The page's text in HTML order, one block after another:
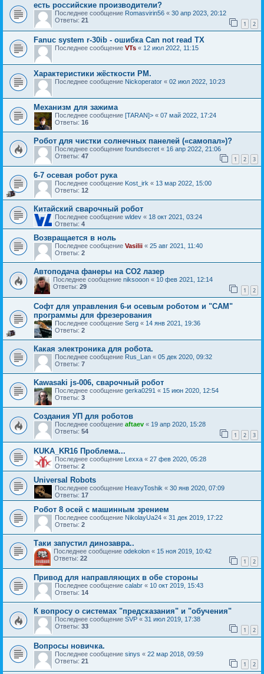
есть российские производители?
Последнее сообщение Romasvirin56 « 30 апр 2023, 20:12
Ответы: 21 1 2
Fanuc system r-30ib - oшибка Сan not read TX
Последнее сообщение VTs « 12 июл 2022, 11:15
Характеристики жёсткости РМ.
Последнее сообщение Nickoperator « 02 июл 2022, 10:23
Механизм для зажима
Последнее сообщение [TARAN]> « 07 май 2022, 17:24
Ответы: 16
Робот для чистки солнечных панелей («самопал»)?
Последнее сообщение foundsecret « 16 апр 2022, 21:06
Ответы: 47 1 2 3
6-7 осевая робот рука
Последнее сообщение Kost_irk « 13 мар 2022, 15:00
Ответы: 12
Китайский сварочный робот
Последнее сообщение wldev « 18 окт 2021, 03:24
Ответы: 4
Возвращается в ноль
Последнее сообщение Vasilii « 25 авг 2021, 11:40
Ответы: 2
Автоподача фанеры на СО2 лазер
Последнее сообщение niksooon « 10 фев 2021, 12:14
Ответы: 29 1 2
Софт для управления 6-и осевым роботом и "CAM"
программы для фрезерования
Последнее сообщение Serg « 14 янв 2021, 19:36
Ответы: 2
Какая электроника для робота.
Последнее сообщение Rus_Lan « 05 дек 2020, 09:32
Ответы: 7
Kawasaki js-006, сварочный робот
Последнее сообщение gerka0291 « 15 июн 2020, 12:54
Ответы: 3
Создания УП для роботов
Последнее сообщение aftaev « 19 апр 2020, 15:28
Ответы: 54 1 2 3
KUKA_KR16 Проблема...
Последнее сообщение Lexxa « 27 фев 2020, 05:28
Ответы: 2
Universal Robots
Последнее сообщение HeavyToshik « 30 янв 2020, 07:09
Ответы: 17
Робот 8 осей с машинным зрением
Последнее сообщение NikolayUa24 « 31 дек 2019, 17:22
Ответы: 2
Таки запустил динозавра..
Последнее сообщение odekolon « 15 ноя 2019, 10:42
Ответы: 22 1 2
Привод для направляющих в обе стороны
Последнее сообщение calabr « 10 окт 2019, 15:43
Ответы: 14
К вопросу о системах "предсказания" и "обучения"
Последнее сообщение SVP « 31 июл 2019, 17:38
Ответы: 33 1 2
Вопросы новичка.
Последнее сообщение sinys « 22 мар 2018, 09:59
Ответы: 21 1 2